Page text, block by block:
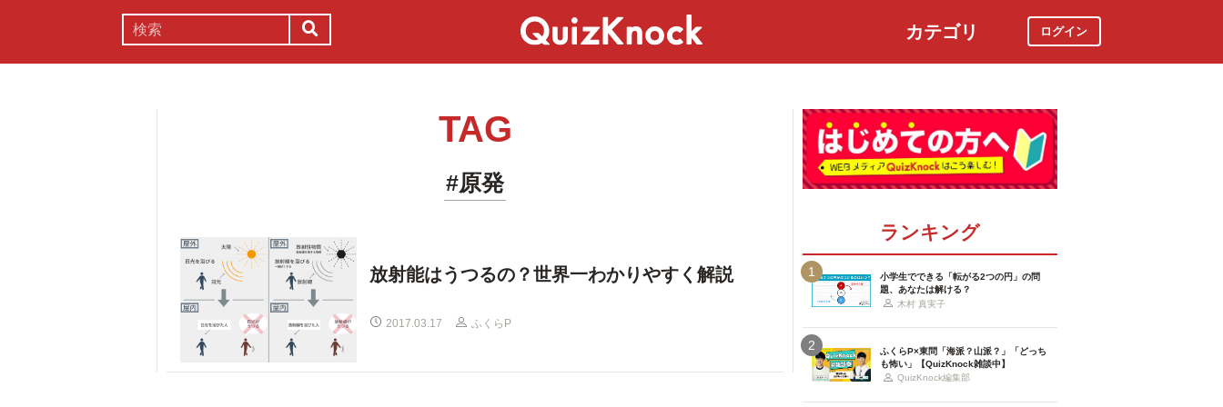
カテゴリ ログイン
TAG
#原発
放射能はうつるの？世界一わかりやすく解説
2017.03.17 ふくらP
ランキング
1
小学生でできる「転がる2つの円」の問
題、あなたは解ける？
木村 真実子
2
ふくらP×東問「海派？山派？」「どっち
も怖い」【QuizKnock雑談中】
QuizKnock編集部